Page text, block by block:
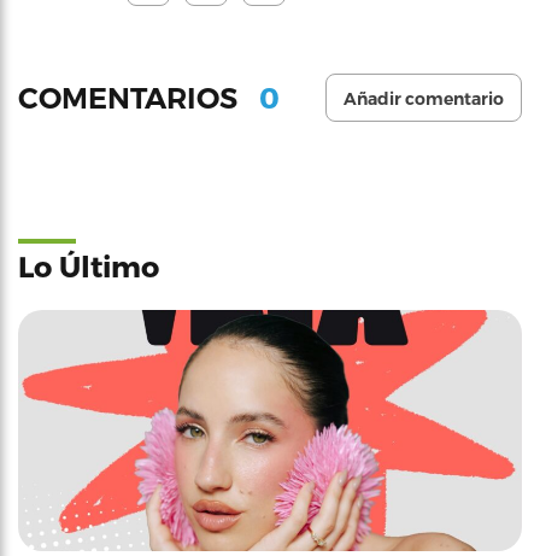
COMENTARIOS 0 Añadir comentario
Lo Último